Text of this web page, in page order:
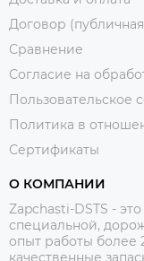
Договор
Сравнение
Согласие на
Пользовательское
Политика в
Сертификаты
О КОМПАНИИ
Zapchasti-DSTS -
специальной,
опыт работы более
качественные